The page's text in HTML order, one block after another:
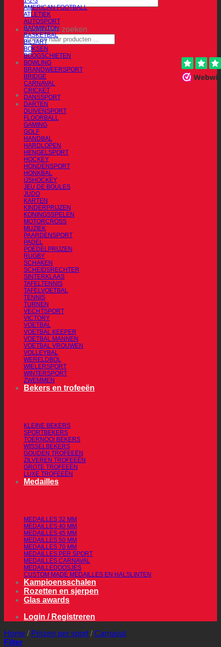
Producten zoeken
AMERICAN FOOTBALL
ATLETIEK
AUTOSPORT
BADMINTON
BASKETBAL
BILJART
BOKSEN
BOOGSCHIETEN
BOWLING
BRANDWEERSPORT
BRIDGE
CARNAVAL
CRICKET
DANSSPORT
DARTEN
DUIVENSPORT
FLOORBALL
GAMING
GOLF
HANDBAL
HARDLOPEN
HENGELSPORT
HOCKEY
HONDENSPORT
HONKBAL
IJSHOCKEY
JEU DE BOULES
JUDO
KARTEN
KINDERPRIJZEN
KONINGSSPELEN
MOTORCROSS
MUZIEK
PAARDENSPORT
PADEL
POEDELPRIJZEN
RUGBY
SCHAKEN
SCHEIDSRECHTER
SINTERKLAAS
TAFELTENNIS
TAFELVOETBAL
TENNIS
TURNEN
VECHTSPORT
VICTORY
VOETBAL
VOETBAL KEEPER
VOETBAL MANNEN
VOETBAL VROUWEN
VOLLEYBAL
WERELDBOL
WIELERSPORT
WINTERSPORT
ZWEMMEN
Bekers en trofeeën
KLEINE BEKERS
SPORTBEKERS
TOERNOOI BEKERS
WISSELBEKERS
GOUDEN TROFEEËN
ZILVEREN TROFEEËN
GROTE TROFEEËN
LUXE TROFEEËN
Medailles
MEDAILLES 32 MM
MEDAILLES 40 MM
MEDAILLES 45 MM
MEDAILLES 50 MM
MEDAILLES 70 MM
MEDAILLES PER SPORT
MEDAILLES CARNAVAL
MEDAILLEDOOSJES
CUSTOM MADE MEDAILLES EN HALSLINTEN
Kampioensschalen
Rozetten en sjerpen
Glas awards
Login / Registreren
Home / Prijzen per sport / Carnaval
Filter